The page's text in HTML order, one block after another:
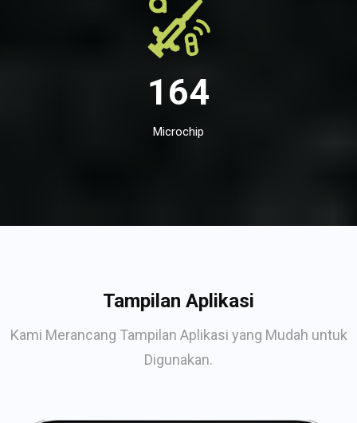
164
Microchip
Tampilan Aplikasi
Kami Merancang Tampilan Aplikasi yang Mudah untuk
Digunakan.